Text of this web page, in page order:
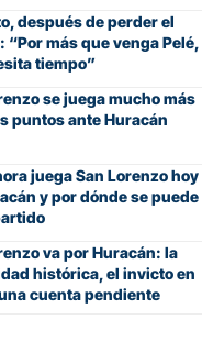
después de perder el
“Por más que venga Pelé,
tiempo”
se juega mucho más
puntos ante Huracán
juega San Lorenzo hoy
y por dónde se puede
va por Huracán: la
histórica, el invicto en
cuenta pendiente